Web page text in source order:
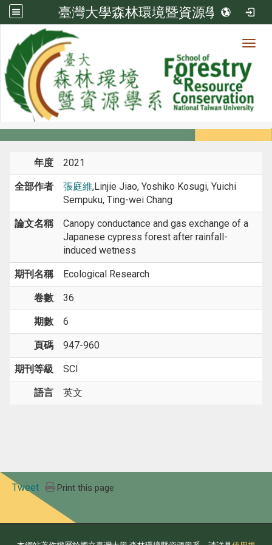
臺灣大學森林環境暨資源學系
系所成員
系所成員
年度 2021
全部作者 張庭維,Linjie Jiao, Yoshiko Kosugi, Yuichi
Sempuku, Ting-wei Chang
論文名稱
Canopy conductance and gas exchange of a
Japanese cypress forest after rainfall-
induced wetness
期刊名稱 Ecological Research
卷數 36
期數 6
頁碼 947-960
期刊等級 SCI
語言 英文
Tweet Print this page